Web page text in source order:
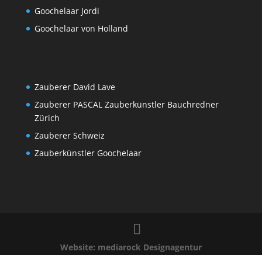
Goochelaar Jordi
Goochelaar von Holland
Zauberer David Lave
Zauberer PASCAL Zauberkünstler Bauchredner
Zürich
Zauberer Schweiz
Zauberkünstler Goochelaar
Website: mediarock Designagentur